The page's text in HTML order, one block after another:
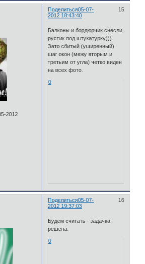
Поделиться 15
05-07-
2012 18:43:40
2012
Балконы и бордюрчик снесли,
рустик под штукатурку))).
Зато сбитый (уширенный)
шаг окон (межу вторым и
третьим от угла) четко виден
на всех фото.
0
Поделиться 16
05-07-
2012 19:37:03
Будем считать - задачка
решена.
0